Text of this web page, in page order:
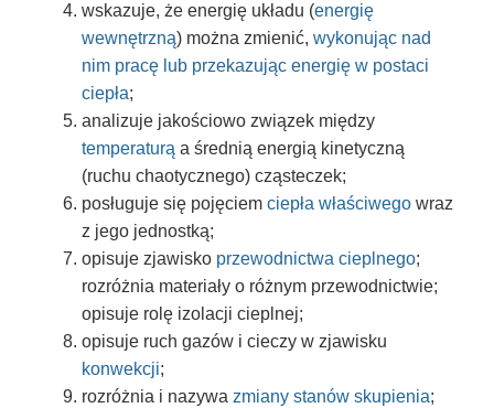
wskazuje, że energię układu (energię
wewnętrzną) można zmienić,wykonując nad
nim pracę lub przekazując energię w postaci
ciepła;
analizuje jakościowo związek między
temperaturą a średnią energią kinetyczną
(ruchu chaotycznego) cząsteczek;
posługuje się pojęciemciepła właściwego wraz
z jego jednostką;
opisuje zjawisko przewodnictwa cieplnego;
rozróżnia materiały o różnym przewodnictwie;
opisuje rolę izolacji cieplnej;
opisuje ruch gazów i cieczy w zjawisku
konwekcji;
rozróżnia i nazywazmiany stanów skupienia;